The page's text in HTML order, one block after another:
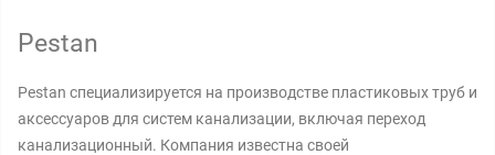
Pestan
Pestan специализируется на производстве пластиковых труб и
аксессуаров для систем канализации, включая переход
канализационный. Компания известна своей